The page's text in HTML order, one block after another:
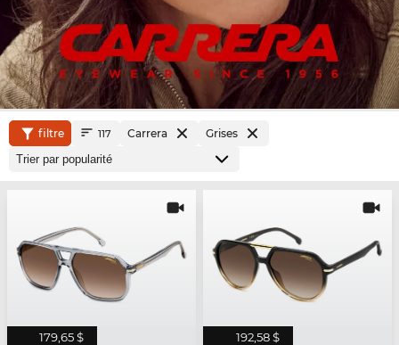
filtre 117 Carrera Grises
179,65 $ 192,58 $